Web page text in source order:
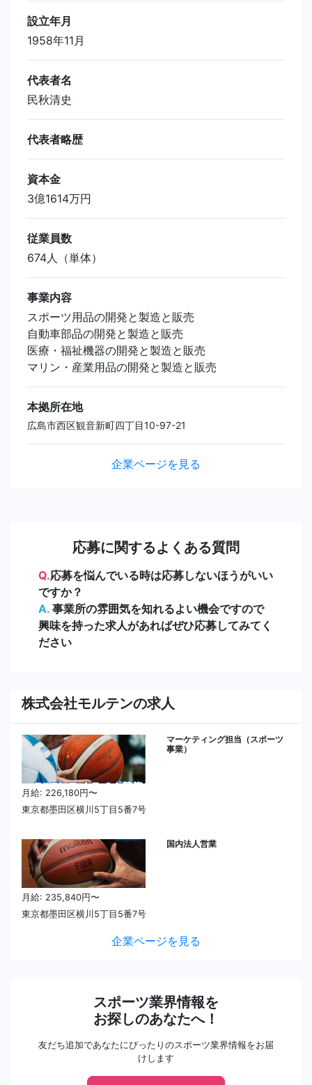
設立年月
1958年11月
代表者名
民秋清史
代表者略歴
資本金
3億1614万円
従業員数
674人（単体）
事業内容
スポーツ用品の開発と製造と販売
自動車部品の開発と製造と販売
医療・福祉機器の開発と製造と販売
マリン・産業用品の開発と製造と販売
本拠所在地
広島市西区観音新町四丁目10-97-21
企業ページを見る
応募に関するよくある質問
Q.応募を悩んでいる時は応募しないほうがいい
ですか？
A. 事業所の雰囲気を知れるよい機会ですので
興味を持った求人があればぜひ応募してみてく
ださい
株式会社モルテンの求人
マーケティング担当（スポーツ
事業）
月給: 226,180円〜
東京都墨田区横川5丁目5番7号
国内法人営業
月給: 235,840円〜
東京都墨田区横川5丁目5番7号
企業ページを見る
スポーツ業界情報を
お探しのあなたへ！
友だち追加であなたにぴったりのスポーツ業界情報をお届
けします